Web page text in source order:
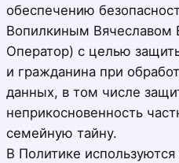
обеспечению
Вопилкиным Вячеславом
Оператор) с целью
и гражданина при
данных, в том числе
неприкосновенность
семейную тайну.
В Политике